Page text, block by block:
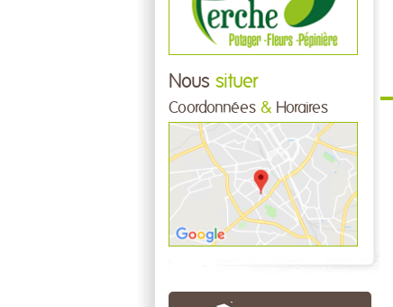
Nous situer
Coordonnées & Horaires